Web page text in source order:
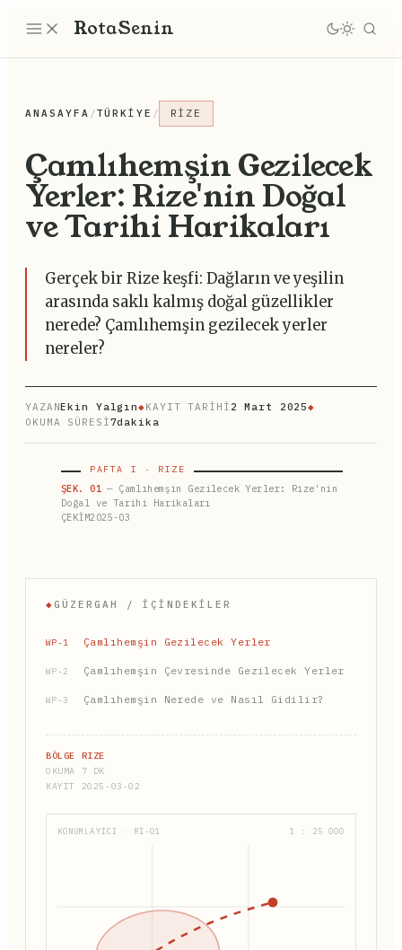
RotaSenin
ANASAYFA /TÜRKIYE / RIZE
Çamlıhemşin Gezilecek
Yerler: Rize'nin Doğal
ve Tarihi Harikaları
Gerçek bir Rize keşfi: Dağların ve yeşilin
arasında saklı kalmış doğal güzellikler
nerede? Çamlıhemşin gezilecek yerler
nereler?
YAZANEkin Yalgın◆KAYIT TARİHİ 2 Mart 2025◆
OKUMA SÜRESİ7dakika
PAFTA I · RIZE
ŞEK. 01 — Çamlıhemşin Gezilecek Yerler: Rize'nin
Doğal ve Tarihi Harikaları
ÇEKİM2025-03
◆ GÜZERGAH / İÇINDEKILER
WP-1 Çamlıhemşin Gezilecek Yerler
WP-2 Çamlıhemşin Çevresinde Gezilecek Yerler
WP-3 Çamlıhemşin Nerede ve Nasıl Gidilir?
BÖLGE RIZE
OKUMA 7 DK
KAYIT 2025-03-02
KONUMLAYICI · RI-01 1 : 25 000